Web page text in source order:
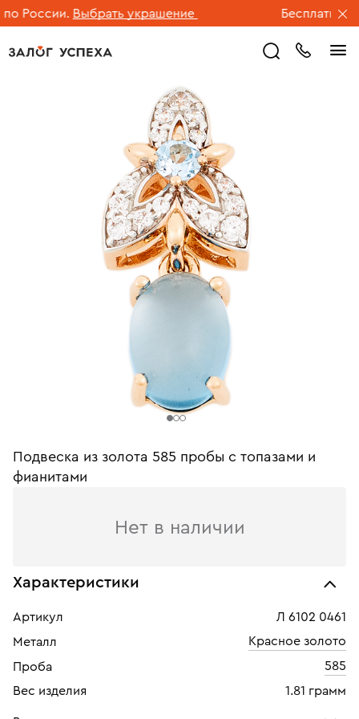
России. Выбрать украшение Бесплатная
Подвеска из золота 585 пробы c топазами и
фианитами
Нет в наличии
Характеристики
Артикул
Л 6102 0461
Металл
Красное золото
Проба
585
Вес изделия
1.81 грамм